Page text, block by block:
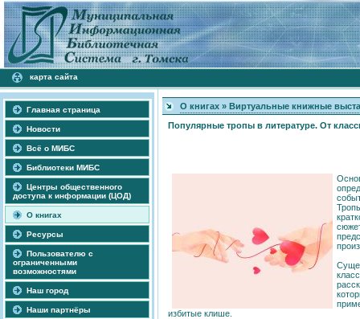
карта сайта
Главная страница
Новости
Всё о МИБС
Библиотеки МИБС
Центры общественного
доступа к информации (ЦОД)
О книгах
Ресурсы
Пользователю с
ограниченными
возможностями
Наш город
Наши партнёры
О книгах » Виртуальные книжные
Популярные тропы в литературе. От
избитые клише.